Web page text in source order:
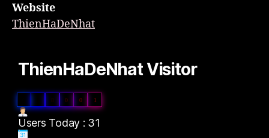
Website
ThienHaDeNhat
ThienHaDeNhat Visitor
0 0 1
Users Today : 31